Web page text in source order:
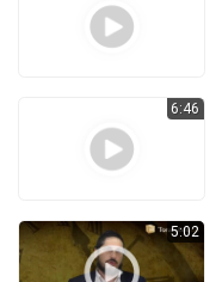
6:46
5:02